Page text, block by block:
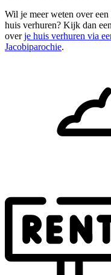
Wil je meer weten over
huis verhuren? Kijk dan
overje huis verhuren via
Jacobiparochie.